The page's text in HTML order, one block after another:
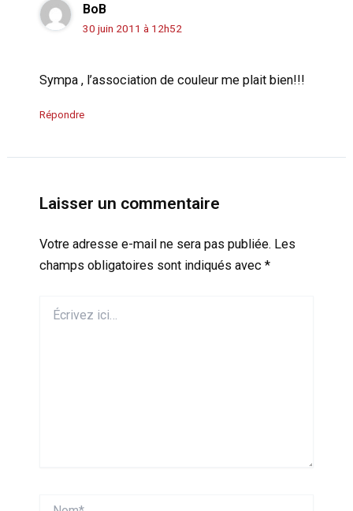
BoB
30 juin 2011 à 12h52
Sympa , l’association de couleur me plait bien!!!
Répondre
Laisser un commentaire
Votre adresse e-mail ne sera pas publiée. Les
champs obligatoires sont indiqués avec *
ici…